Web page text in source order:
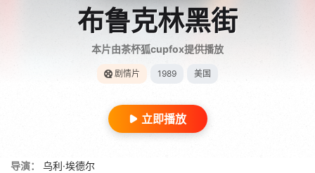
布鲁克林黑街
本片由茶杯狐cupfox提供播放
剧情片 1989 美国
立即播放
导演：
乌利·埃德尔